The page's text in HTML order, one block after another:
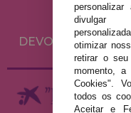
DEVOLUÇÕES /
divulgar
otimizar
retirar o seu
momento,
Cookies".
todos os
Aceitar e